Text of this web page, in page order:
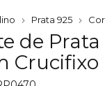
Prata 925
de
Crucifixo